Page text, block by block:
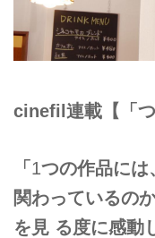
cinefil連載【「つ
「 1つの作品には
関わっているの
を見 る度に感動